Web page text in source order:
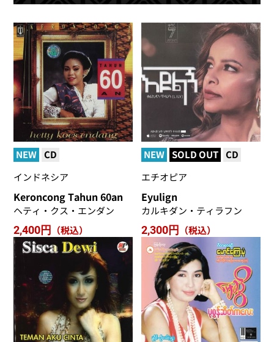
NEW CD
インドネシア
Keroncong Tahun 60an
ヘティ・クス・エンダン
2,400円 （税込）
NEW SOLD OUT CD
エチオピア
Eyulign
カルキダン・ティラフン
2,300円 （税込）